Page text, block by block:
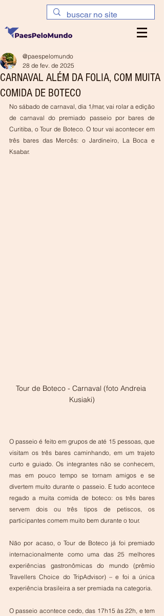
CARNAVAL ALÉM DA FOLIA, COM MUITA
COMIDA DE BOTECO
@paespelomundo
28 de fev. de 2025
No sábado de carnaval, dia 1/mar, vai rolar a edição
de carnaval do premiado passeio por bares de
Curitiba, o Tour de Boteco. O tour vai acontecer em
três bares das Mercês: o Jardineiro, La Boca e
Ksabar.
Tour de Boteco - Carnaval (foto Andreia
Kusiaki)
O passeio é feito em grupos de até 15 pessoas, que
visitam os três bares caminhando, em um trajeto
curto e guiado. Os integrantes não se conhecem,
mas em pouco tempo se tornam amigos e se
divertem muito durante o passeio. E tudo acontece
regado a muita comida de boteco: os três bares
servem dois ou três tipos de petiscos, os
participantes comem muito bem durante o tour.
Não por acaso, o Tour de Boteco já foi premiado
internacionalmente como uma das 25 melhores
experiências gastronômicas do mundo (prêmio
Travellers Choice do TripAdvisor) – e foi a única
experiência brasileira a ser premiada na categoria.
O passeio acontece cedo, das 17h15 às 22h, e tem